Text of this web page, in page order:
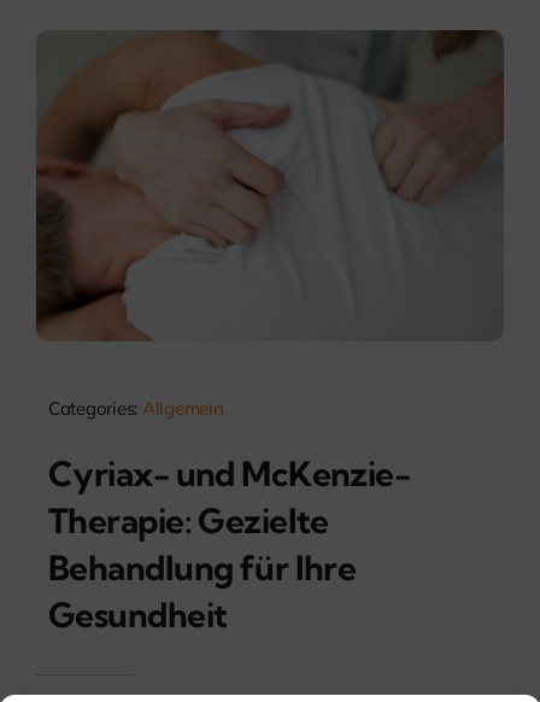
Categories: Allgemein
Cyriax- und McKenzie-
Therapie: Gezielte
Behandlung für Ihre
Gesundheit